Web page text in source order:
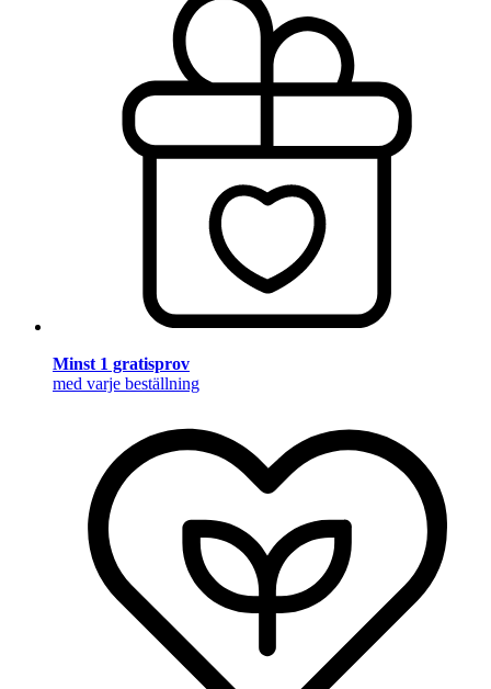
Minst 1 gratisprov
med varje beställning